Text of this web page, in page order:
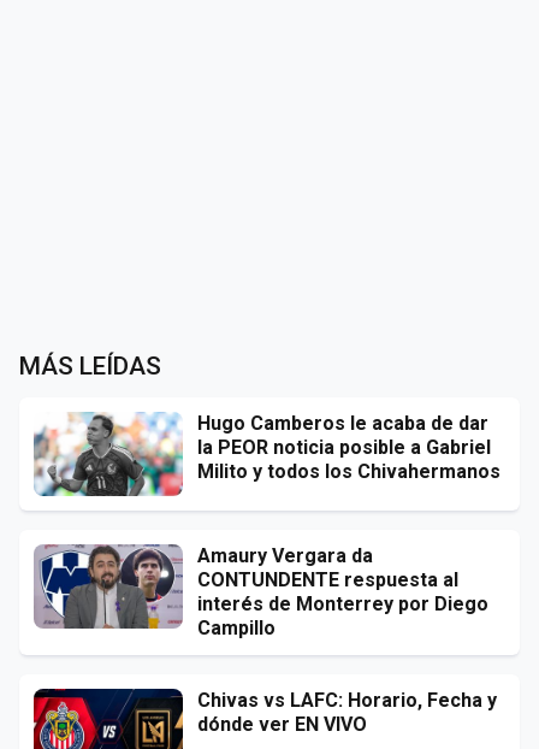
MÁS LEÍDAS
Hugo Camberos le acaba de dar
la PEOR noticia posible a Gabriel
Milito y todos los Chivahermanos
Amaury Vergara da
CONTUNDENTE respuesta al
interés de Monterrey por Diego
Campillo
Chivas vs LAFC: Horario, Fecha y
dónde ver EN VIVO